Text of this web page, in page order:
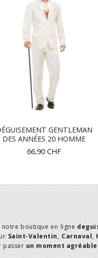
GENTLEMAN
DES ANNÉES 20 HOMME
66,90 CHF
notre boutique en ligne
Saint-Valentin, Carnaval,
passer un moment